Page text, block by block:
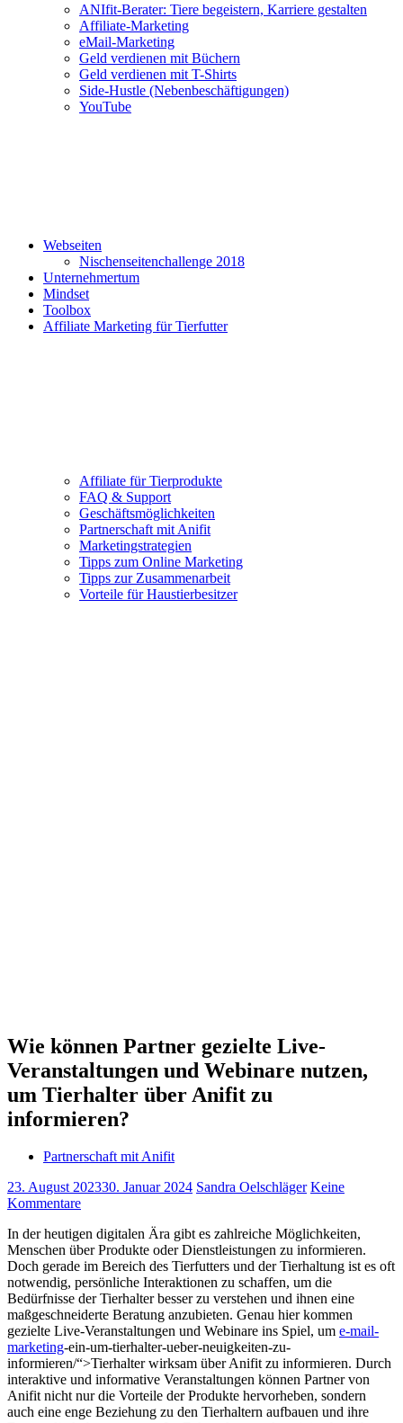
ANIfit-Berater: Tiere begeistern, Karriere gestalten
Affiliate-Marketing
eMail-Marketing
Geld verdienen mit Büchern
Geld verdienen mit T-Shirts
Side-Hustle (Nebenbeschäftigungen)
YouTube
Webseiten
Nischenseitenchallenge 2018
Unternehmertum
Mindset
Toolbox
Affiliate Marketing für Tierfutter
Affiliate für Tierprodukte
FAQ & Support
Geschäftsmöglichkeiten
Partnerschaft mit Anifit
Marketingstrategien
Tipps zum Online Marketing
Tipps zur Zusammenarbeit
Vorteile für Haustierbesitzer
Wie können Partner gezielte Live-
Veranstaltungen und Webinare nutzen,
um Tierhalter über Anifit zu
informieren?
Partnerschaft mit Anifit
23. August 202330. Januar 2024 Sandra Oelschläger Keine
Kommentare
In der heutigen digitalen Ära gibt es zahlreiche Möglichkeiten,
Menschen über Produkte oder Dienstleistungen zu informieren.
Doch gerade im Bereich des Tierfutters und der Tierhaltung ist es oft
notwendig, persönliche Interaktionen zu schaffen, um die
Bedürfnisse der Tierhalter besser zu verstehen und ihnen eine
maßgeschneiderte Beratung anzubieten. Genau hier kommen
gezielte Live-Veranstaltungen und Webinare ins Spiel, um e-mail-
marketing-ein-um-tierhalter-ueber-neuigkeiten-zu-
informieren/“>Tierhalter wirksam über Anifit zu informieren. Durch
interaktive und informative Veranstaltungen können Partner von
Anifit nicht nur die Vorteile der Produkte hervorheben, sondern
auch eine enge Beziehung zu den Tierhaltern aufbauen und ihre